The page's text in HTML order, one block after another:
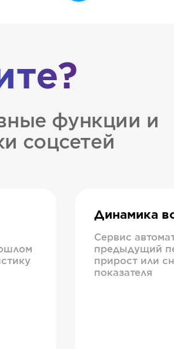
функции и
соцсетей
Динамика
Сервис
предыдущий
прирост или
показателя